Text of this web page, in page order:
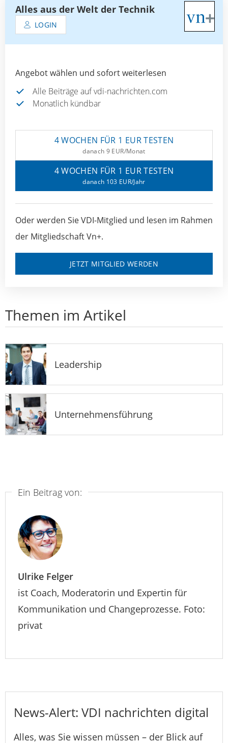
Alles aus der Welt der Technik
LOGIN
Angebot wählen und sofort weiterlesen
Alle Beiträge auf vdi-nachrichten.com
Monatlich kündbar
4 WOCHEN FÜR 1 EUR TESTEN
danach 9 EUR/Monat
4 WOCHEN FÜR 1 EUR TESTEN
danach 103 EUR/Jahr
Oder werden Sie VDI-Mitglied und lesen im Rahmen
der Mitgliedschaft Vn+.
JETZT MITGLIED WERDEN
Themen im Artikel
Leadership
Unternehmensführung
Ein Beitrag von:
Ulrike Felger
ist Coach, Moderatorin und Expertin für
Kommunikation und Changeprozesse. Foto:
privat
News-Alert: VDI nachrichten digital
Alles, was Sie wissen müssen – der Blick auf